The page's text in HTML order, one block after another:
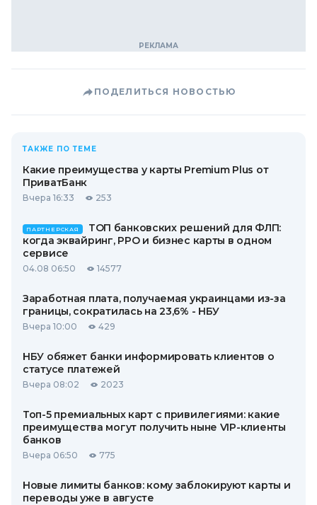
ПОДЕЛИТЬСЯ НОВОСТЬЮ
ТАКЖЕ ПО ТЕМЕ
Какие преимущества у карты Premium Plus от
ПриватБанк
Вчера 16:33 253
ПАРТНЕРСКАЯ
ТОП банковских решений для ФЛП:
когда эквайринг, РРО и бизнес карты в одном
сервисе
04.08 06:50 14577
Заработная плата, получаемая украинцами из-за
границы, сократилась на 23,6% - НБУ
Вчера 10:00 429
НБУ обяжет банки информировать клиентов о
статусе платежей
Вчера 08:02 2023
Топ-5 премиальных карт с привилегиями: какие
преимущества могут получить ныне VIP-клиенты
банков
Вчера 06:50 775
Новые лимиты банков: кому заблокируют карты и
переводы уже в августе